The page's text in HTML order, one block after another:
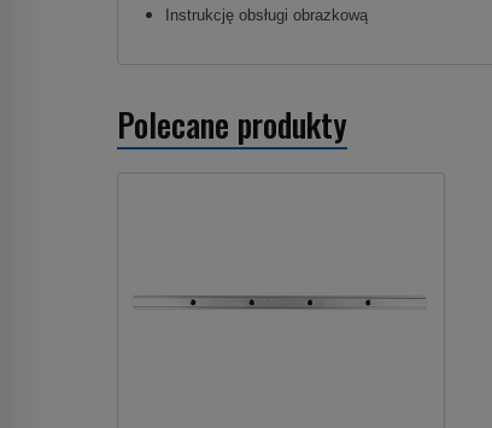
Instrukcję obsługi obrazkową
Polecane produkty